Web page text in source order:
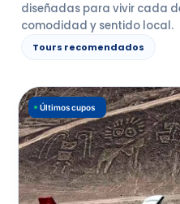
diseñadas para vivir cada
comodidad y sentido local.
Tours recomendados
Últimos cupos